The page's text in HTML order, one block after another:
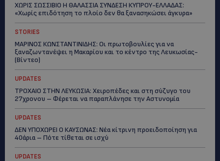
ΧΩΡΙΣ ΣΩΣΣΙΒΙΟ Η ΘΑΛΑΣΣΙΑ ΣΥΝΔΕΣΗ ΚΥΠΡΟΥ-ΕΛΛΑΔΑΣ:
«Χωρίς επιδότηση το πλοίο δεν θα ξανασηκώσει άγκυρα»
STORIES
ΜΑΡΙΝΟΣ ΚΩΝΣΤΑΝΤΙΝΙΔΗΣ: Οι πρωτοβουλίες για να
ξαναζωντανέψει η Μακαρίου και το κέντρο της Λευκωσίας-
(Βίντεο)
UPDATES
ΤΡΟΧΑΙΟ ΣΤΗΝ ΛΕΥΚΩΣΙΑ: Χειροπέδες και στη σύζυγο του
27χρονου – Φέρεται να παραπλάνησε την Αστυνομία
UPDATES
ΔΕΝ ΥΠΟΧΩΡΕΙ Ο ΚΑΥΣΩΝΑΣ: Νέα κίτρινη προειδοποίηση για
40άρια – Πότε τίθεται σε ισχύ
UPDATES